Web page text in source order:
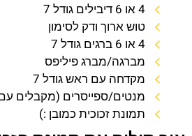
4 או 6 דיבילים גודל 7
טוש ארוך ודק לסימון
4 או 6 ברגים גודל 7
מברגה/מברג פיליפס
מקדחה עם ראש גודל 7
מנטים/ספייסרים (מקבלים
תמונת זכוכית כמובן :)